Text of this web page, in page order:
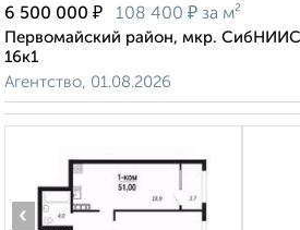
6 500 000 ₽ 108 400 ₽ за м²
Первомайский район, мкр.
16к1
Агентство, 01.08.2026
‹